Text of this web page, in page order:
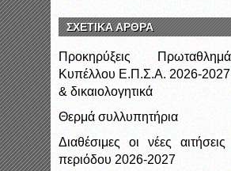
ΣΧΕΤΙΚΑ ΑΡΘΡΑ
Προκηρύξεις
Κυπέλλου Ε.Π.Σ.Α. 2026-
& δικαιολογητικά
Θερμά συλλυπητήρια
Διαθέσιμες οι νέες
περιόδου 2026-2027